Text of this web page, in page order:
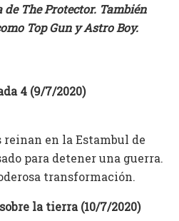
The Protector. También
Top Gun y Astro Boy.
4 (9/7/2020)
en la Estambul de
para detener una guerra.
transformación.
la tierra (10/7/2020)